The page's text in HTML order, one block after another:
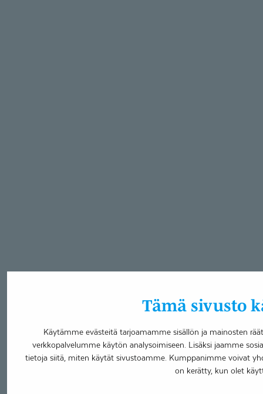
Tämä sivusto
Käytämme evästeitä tarjoamamme sisällön ja mainosten
verkkopalvelumme käytön analysoimiseen. Lisäksi jaamme
tietoja siitä, miten käytät sivustoamme. Kumppanimme voivat
on kerätty, kun olet